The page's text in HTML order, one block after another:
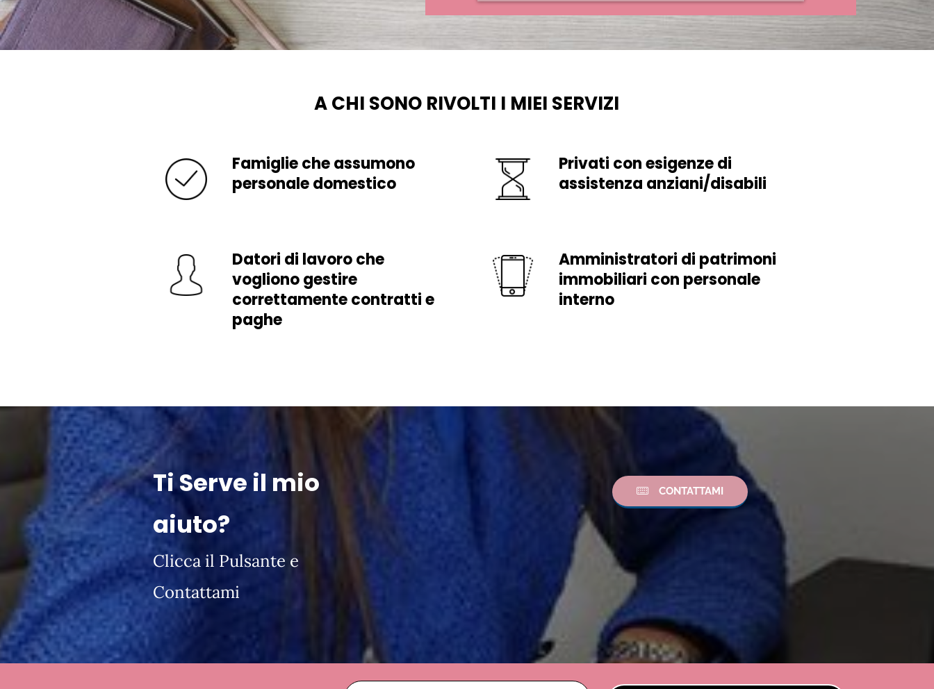
A CHI SONO RIVOLTI I MIEI SERVIZI
Famiglie che assumono
personale domestico
Datori di lavoro che
vogliono gestire
correttamente contratti e
paghe
Privati con esigenze di
assistenza anziani/disabili
Amministratori di patrimoni
immobiliari con personale
interno
Ti Serve il mio
aiuto?
Clicca il Pulsante e
Contattami
CONTATTAMI